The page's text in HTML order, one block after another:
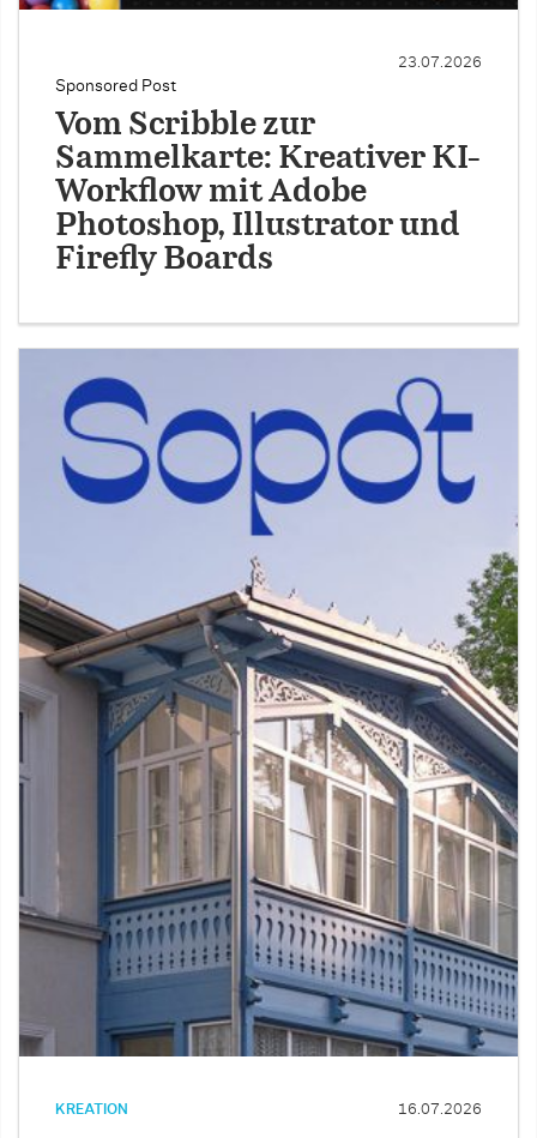
Sponsored Post
23.07.2026
Vom Scribble zur
Sammelkarte: Kreativer KI-
Workflow mit Adobe
Photoshop, Illustrator und
Firefly Boards
KREATION 16.07.2026